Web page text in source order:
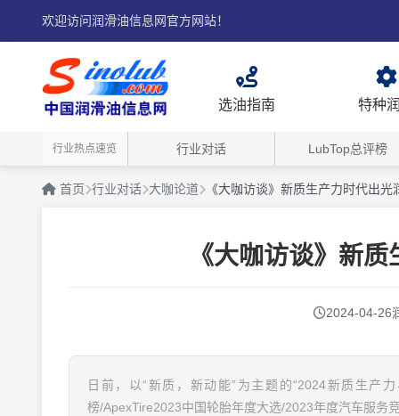
欢迎访问润滑油信息网官方网站！
选油指南 特种
行业热点速览 行业对话 LubTop总评榜
首页 行业对话 大咖论道 《大咖访谈》新质生产力时代出光
《大咖访谈》新
2024-04-26
日前，以“新质，新动能”为主题的“2024新质生产
榜/ApexTire2023中国轮胎年度大选/2023年度汽车服务